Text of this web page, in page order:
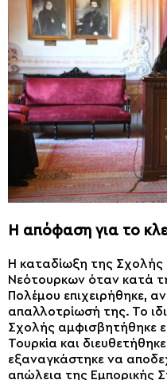
Η απόφαση για το
Η καταδίωξη της Σχολής
Νεότουρκων όταν κατά
Πολέμου επιχειρήθηκε,
απαλλοτρίωσή της. Το
Σχολής αμφισβητήθηκε
Τουρκία και
εξαναγκάστηκε να
απώλεια της Εμπορικής